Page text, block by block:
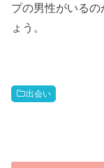
プの男性がいる
ょう。
出会い